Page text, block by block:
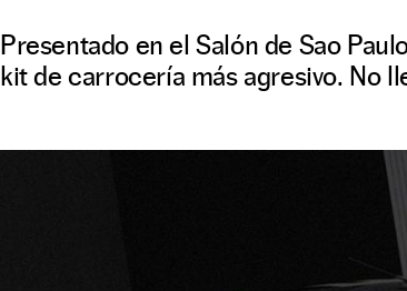
Presentado en el Salón de Sao
kit de carrocería más agresivo. No